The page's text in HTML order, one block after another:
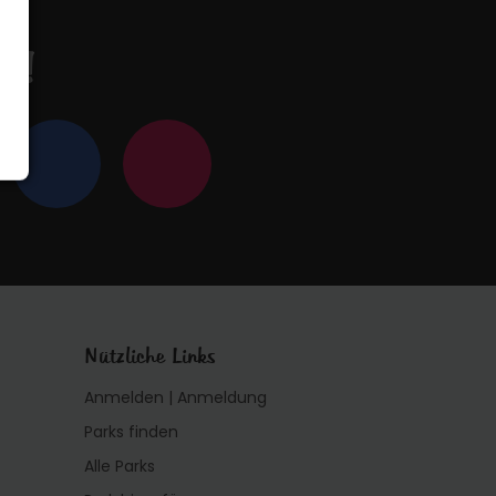
Nützliche Links
Anmelden | Anmeldung
Parks finden
Alle Parks